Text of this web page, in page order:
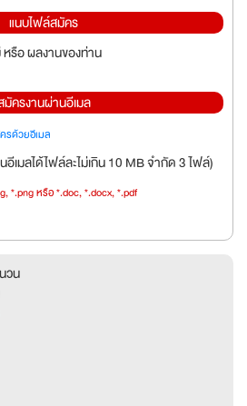
แนบไฟล์สมัคร
หรือ ผลงานของท่าน
มัครงานผ่านอีเมล
รด้วยอีเมล
เมลได้ไฟล์ละไม่เกิน 10 MB จำกัด 3 ไฟล์)
*.png หรือ *.doc, *.docx, *.pdf
วน